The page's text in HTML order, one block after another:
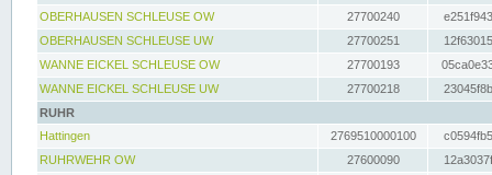
OBERHAUSEN SCHLEUSE OW
27700240
OBERHAUSEN SCHLEUSE UW
27700251
WANNE EICKEL SCHLEUSE OW
27700193
WANNE EICKEL SCHLEUSE UW
27700218
RUHR
Hattingen
2769510000100
RUHRWEHR OW
27600090